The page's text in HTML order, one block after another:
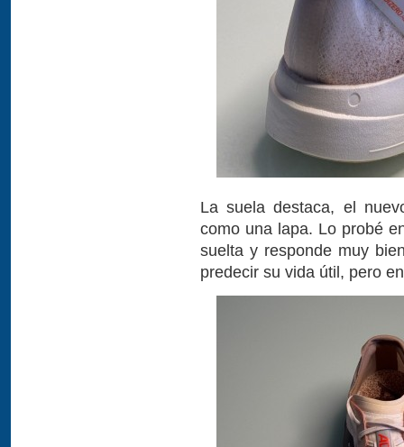
La suela destaca, el
como una lapa. Lo probé
suelta y responde muy
predecir su vida útil, pero